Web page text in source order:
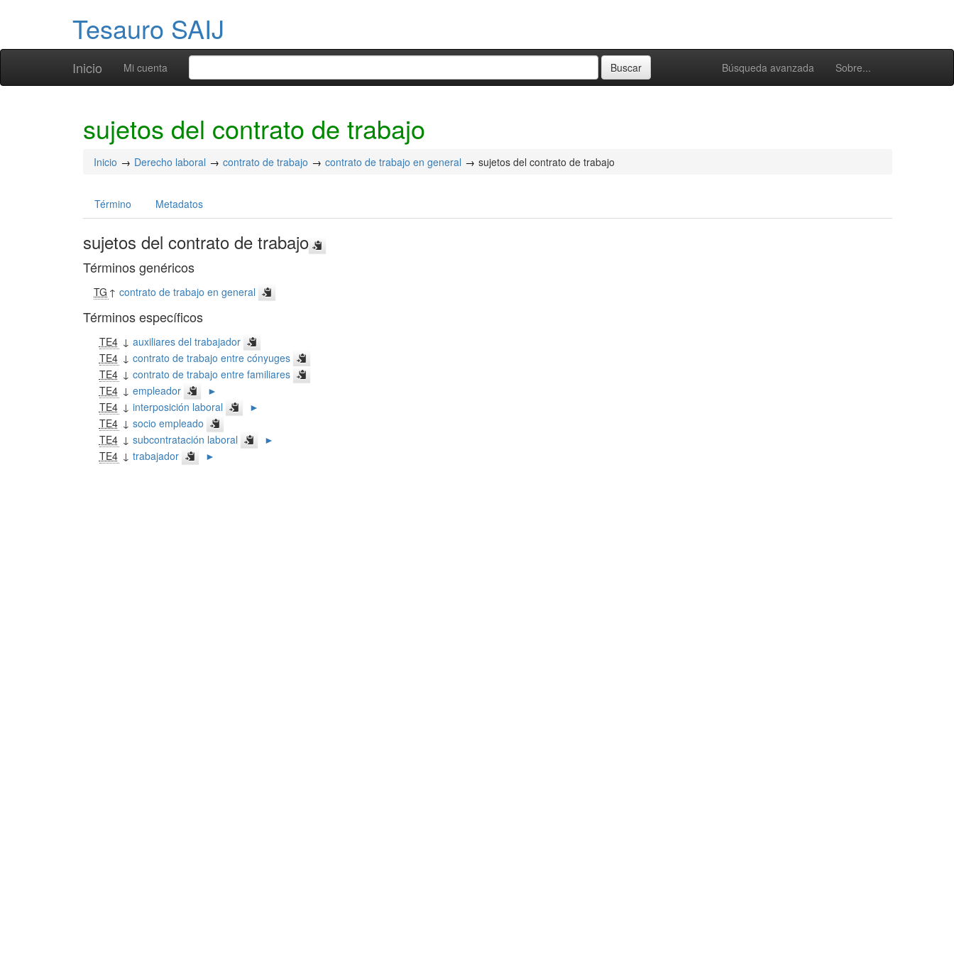
Tesauro SAIJ
Inicio Búsqueda avanzada Sobre...
Mi cuenta
sujetos del contrato de trabajo
Inicio Derecho laboral contrato de trabajo contrato de trabajo en general sujetos del contrato de trabajo
Término Metadatos
sujetos del contrato de trabajo
Términos genéricos
TG ↑contrato de trabajo en general
Términos específicos
TE4 ↓ auxiliares del trabajador
TE4 ↓ contrato de trabajo entre cónyuges
TE4 ↓ contrato de trabajo entre familiares
TE4 ↓ empleador
►
TE4 ↓ interposición laboral
►
TE4 ↓ socio empleado
TE4 ↓ subcontratación laboral
►
TE4 ↓ trabajador ►